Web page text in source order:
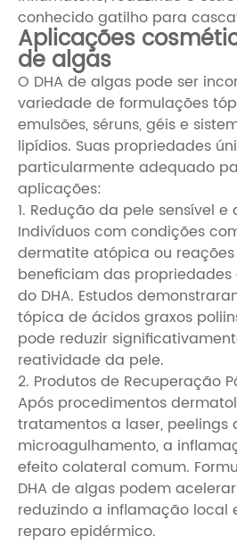
conhecido gatilho para
Aplicações
de algas
O DHA de algas pode ser
variedade de formulações
emulsões, séruns, géis e
lipídios. Suas propriedades
particularmente adequado
aplicações:
1. Redução da pele sensível e
Indivíduos com condições
dermatite atópica ou
beneficiam das
do DHA. Estudos
tópica de ácidos graxos
pode reduzir
reatividade da pele.
2. Produtos de Recuperação
Após procedimentos
tratamentos a laser, peelings
microagulhamento, a
efeito colateral comum.
DHA de algas podem
reduzindo a inflamação local
reparo epidérmico.